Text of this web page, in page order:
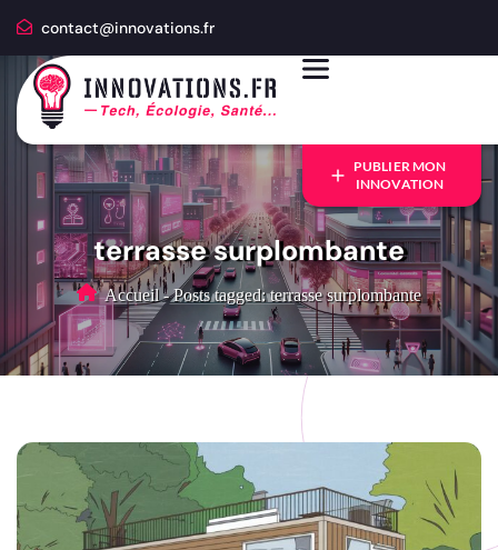
contact@innovations.fr
PUBLIER MON
INNOVATION
terrasse surplombante
Accueil - Posts tagged: terrasse surplombante